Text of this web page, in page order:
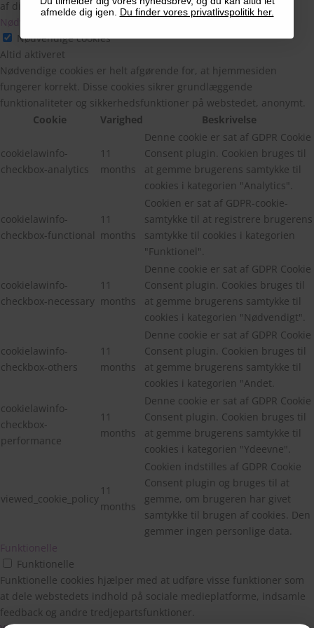
af disse cookies kan påvirke din browseroplevelse.
Nødvendige cookies
Nødvendige cookies
Altid aktiveret
Nødvendige cookies er helt afgørende for, at hjemmesiden
fungerer korrekt. Disse cookies sikrer grundlæggende
funktionaliteter og sikkerhedsfunktioner på webstedet, anonymt.
Cookie
Varighed Beskrivelse
cookielawinfo-
checkbox-analytics
11
months
Denne cookie er sat af GDPR Cookie
Consent plugin. Cookien bruges til
at gemme brugerens samtykke til
cookies i kategorien "Analytics".
cookielawinfo-
checkbox-functional
11
months
Cookien er sat af GDPR-cookie-
samtykke til at registrere brugerens
samtykke til cookies i kategorien
"Funktionel".
cookielawinfo-
checkbox-necessary
11
months
Denne cookie er sat af GDPR Cookie
Consent plugin. Cookies bruges til
at gemme brugerens samtykke til
cookies i kategorien "Nødvendigt".
cookielawinfo-
checkbox-others
11
months
Denne cookie er sat af GDPR Cookie
Consent plugin. Cookien bruges til
at gemme brugerens samtykke til
cookies i kategorien "Andet.
cookielawinfo-
checkbox-
performance
11
months
Denne cookie er sat af GDPR Cookie
Consent plugin. Cookien bruges til
at gemme brugerens samtykke til
cookies i kategorien "Ydeevne".
viewed_cookie_policy
11
months
Cookien indstilles af GDPR Cookie
Consent plugin og bruges til at
gemme, om brugeren har givet
samtykke til brugen af cookies. Den
gemmer ingen personlige data.
Funktionelle
Funktionelle
Funktionelle cookies hjælper med at udføre visse funktioner som
at dele webstedets indhold på sociale medieplatforme, indsamle
feedback og andre tredjepartsfunktioner.
afmelde dig igen. Du finder vores privatlivspolitik her.